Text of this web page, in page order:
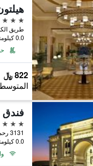
5 نجوم
طريق
0.0 كيلومتر عن وسط المدينة
822 ﷼
5 نجوم
0.0 كيلومتر عن وسط المدينة